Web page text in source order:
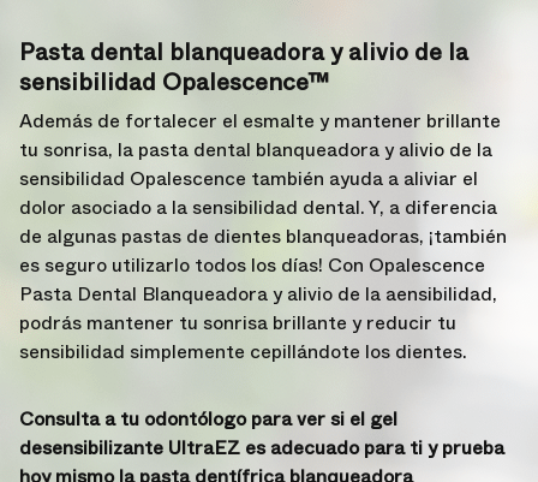
Pasta dental blanqueadora y alivio de la
sensibilidad Opalescence™
Además de fortalecer el esmalte y mantener brillante
tu sonrisa, la pasta dental blanqueadora y alivio de la
sensibilidad Opalescence también ayuda a aliviar el
dolor asociado a la sensibilidad dental. Y, a diferencia
de algunas pastas de dientes blanqueadoras, ¡también
es seguro utilizarlo todos los días! Con Opalescence
Pasta Dental Blanqueadora y alivio de la aensibilidad,
podrás mantener tu sonrisa brillante y reducir tu
sensibilidad simplemente cepillándote los dientes.
Consulta a tu odontólogo para ver si el gel
desensibilizante UltraEZ es adecuado para ti y prueba